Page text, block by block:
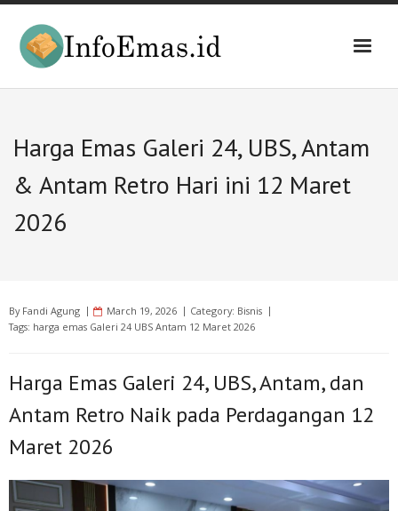
Skip
content
Harga Emas Galeri 24, UBS, Antam
& Antam Retro Hari ini 12 Maret
2026
By Fandi Agung March 19, 2026 Category: Bisnis
Tags: harga emas Galeri 24 UBS Antam 12 Maret 2026
Harga Emas Galeri 24, UBS, Antam, dan
Antam Retro Naik pada Perdagangan 12
Maret 2026